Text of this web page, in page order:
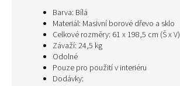
Barva: Bílá
Materiál: Masivní borové dřevo a sklo
Celkové rozměry: 61 x 198,5 cm (Š x V)
Závaží: 24,5 kg
Odolné
Pouze pro použití v interiéru
Dodávky: